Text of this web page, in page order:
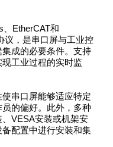
、EtherCAT和
议，是串口屏与工业控
成的必要条件。支持
工业过程的实时监
串口屏能够适应特定
的偏好。此外，多种
VESA安装或机架安
配置中进行安装和集